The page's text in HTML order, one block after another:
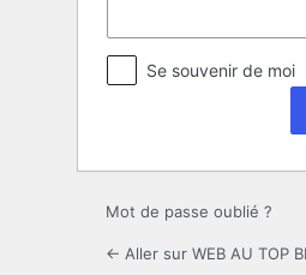
Se souvenir de moi
Mot de passe oublié ?
← Aller sur WEB AU TOP